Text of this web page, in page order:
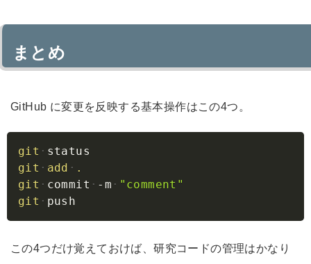
まとめ
GitHub に変更を反映する基本操作はこの4つ。
git
status
git
add
.
git
commit -m
"comment"
git
push
この4つだけ覚えておけば、研究コードの管理はかなり